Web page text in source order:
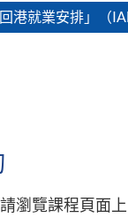
港就業安排」（
瀏覽課程頁面